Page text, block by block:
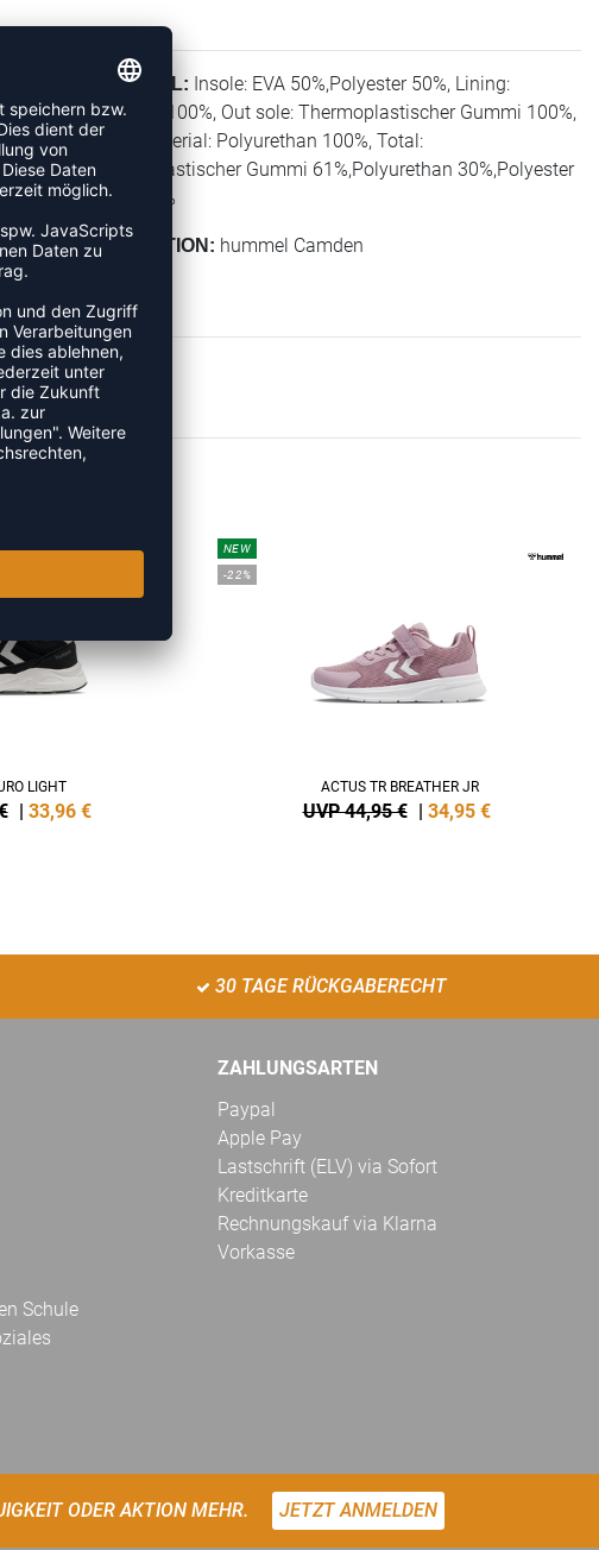
MATERIAL: Insole: EVA 50%,Polyester 50%, Lining:
Polyester 100%, Out sole: Thermoplastischer Gummi 100%,
Upper material: Polyurethan 100%, Total:
Thermoplastischer Gummi 61%,Polyurethan 30%,Polyester
7%,EVA 2%
KOLLEKTION: hummel Camden
LIGHT
| 33,96 €
NEW
-22%
ACTUS TR BREATHER JR
UVP 44,95 € | 34,95 €
30 TAGE RÜCKGABERECHT
Schule
ZAHLUNGSARTEN
Paypal
Apple Pay
Lastschrift (ELV) via Sofort
Kreditkarte
Rechnungskauf via Klarna
Vorkasse
ODER AKTION MEHR. JETZT ANMELDEN